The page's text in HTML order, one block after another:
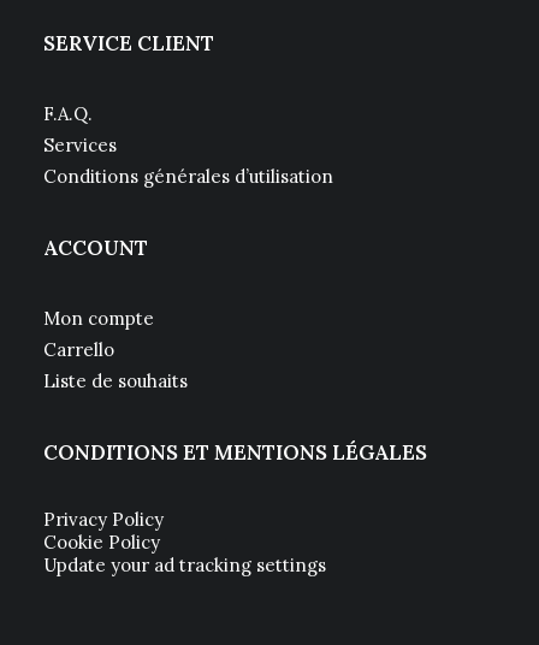
SERVICE CLIENT
F.A.Q.
Services
Conditions générales d’utilisation
ACCOUNT
Mon compte
Carrello
Liste de souhaits
CONDITIONS ET MENTIONS LÉGALES
Privacy Policy
Cookie Policy
Update your ad tracking settings